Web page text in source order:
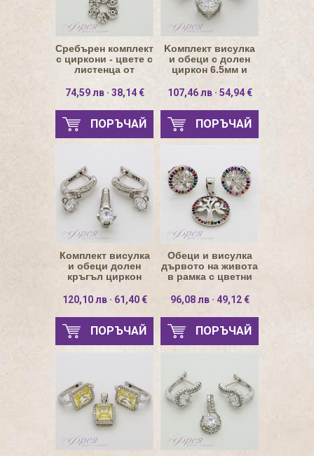
Сребърен комплект
с циркони - цвете с
листенца от
74,59 лв · 38,14 €
ПОРЪЧАЙ
Kомплект висулка
и обеци с долен
циркон 6.5мм и
107,46 лв · 54,94 €
ПОРЪЧАЙ
Комплект висулка
и обеци долен
кръгъл циркон
120,10 лв · 61,40 €
ПОРЪЧАЙ
Обеци и висулка
дървото на живота
в рамка с цветни
96,08 лв · 49,12 €
ПОРЪЧАЙ